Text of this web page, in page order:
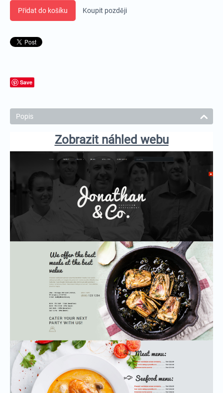
Přidat do košíku Koupit později
Save
Popis
Zobrazit náhled webu